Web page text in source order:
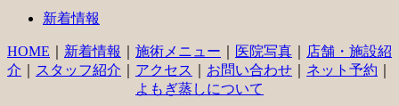
新着情報
HOME 新着情報 施術メニュー 医院写真
店舗・施設紹
介
スタッフ紹介 アクセス お問い合わせ ネット予約
よもぎ蒸しについて